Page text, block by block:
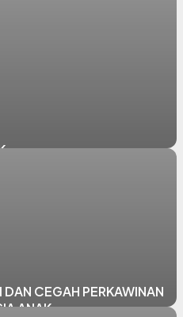
DAN CEGAH PERKAWINAN
ANAK